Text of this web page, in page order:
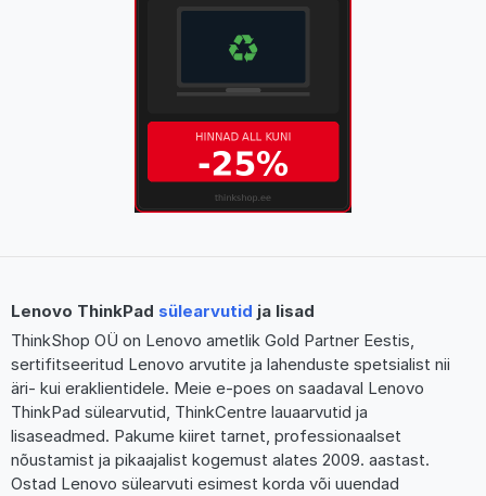
Lenovo ThinkPad sülearvutid ja lisad
ThinkShop OÜ on Lenovo ametlik Gold Partner Eestis,
sertifitseeritud Lenovo arvutite ja lahenduste spetsialist nii
äri- kui eraklientidele. Meie e-poes on saadaval Lenovo
ThinkPad sülearvutid, ThinkCentre lauaarvutid ja
lisaseadmed. Pakume kiiret tarnet, professionaalset
nõustamist ja pikaajalist kogemust alates 2009. aastast.
Ostad Lenovo sülearvuti esimest korda või uuendad